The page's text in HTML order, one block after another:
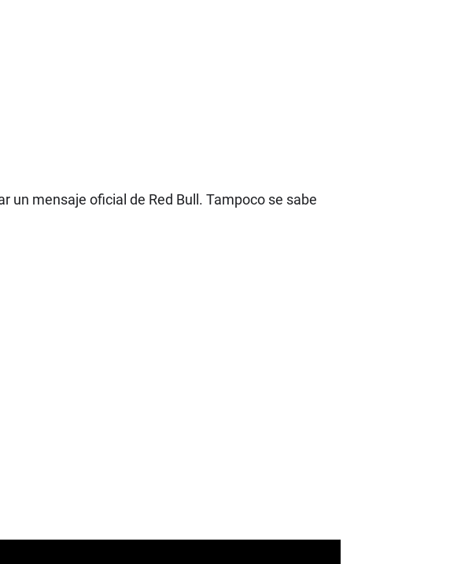
un mensaje oficial de Red Bull. Tampoco se sabe